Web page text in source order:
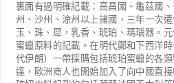
裏面有過明確記載：高昌國、龜茲國
州、沙州、涼州以上諸國，三年一次
玉、珠、犀，乳香、琥珀、瑪瑙器。
蜜蠟原料的記載。在明代鄭和下西洋
代伊朗）一帶採購包括琥珀蜜蠟的各
達，歐洲商人也開始加入了向中國直